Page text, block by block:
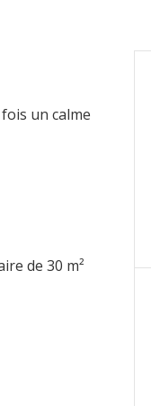
un calme
de 30 m²
caves